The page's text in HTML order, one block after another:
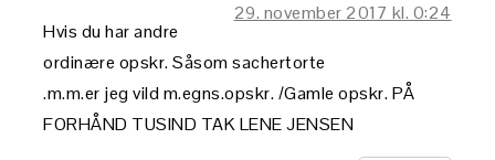
29. november 2017 kl. 0:24
Hvis du har andre
ordinære opskr. Såsom sachertorte
.m.m.er jeg vild m.egns.opskr. /Gamle opskr. PÅ
FORHÅND TUSIND TAK LENE JENSEN